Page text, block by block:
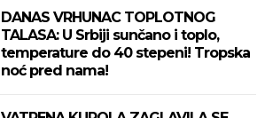
DANAS VRHUNAC TOPLOTNOG
TALASA: U Srbiji sunčano i toplo,
temperature do 40 stepeni! Tropska
noć pred nama!